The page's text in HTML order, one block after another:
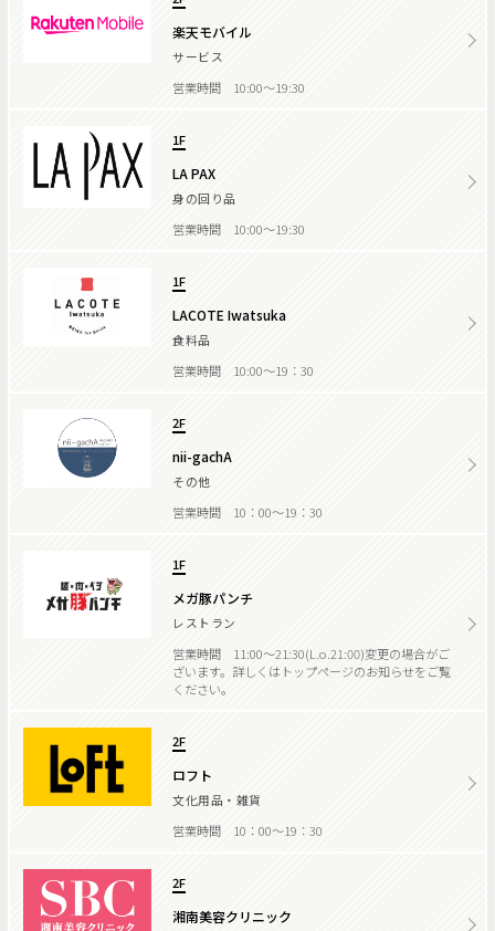
楽天モバイル
サービス
営業時間 10:00～19:30
1F
LA PAX
身の回り品
営業時間 10:00～19:30
1F
LACOTE Iwatsuka
食料品
営業時間 10:00～19：30
2F
nii-gachA
その他
営業時間 10：00～19：30
1F
メガ豚パンチ
レストラン
営業時間 11:00～21:30(L.o.21:00)変更の場合がご
ざいます。詳しくはトップページのお知らせをご覧
ください。
2F
ロフト
文化用品・雑貨
営業時間 10：00～19：30
2F
湘南美容クリニック